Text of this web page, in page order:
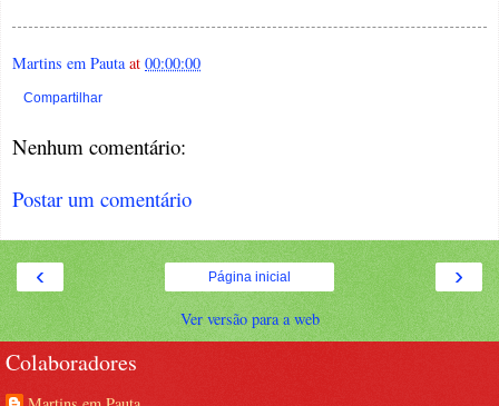
Martins em Pauta at 00:00:00
Compartilhar
Nenhum comentário:
Postar um comentário
‹ ›
Página inicial
Ver versão para a web
Colaboradores